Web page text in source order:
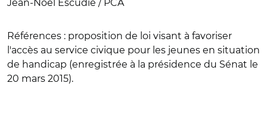
Jean-Noël Escudié / PCA
Références : proposition de loi visant à favoriser
l'accès au service civique pour les jeunes en situation
de handicap (enregistrée à la présidence du Sénat le
20 mars 2015).